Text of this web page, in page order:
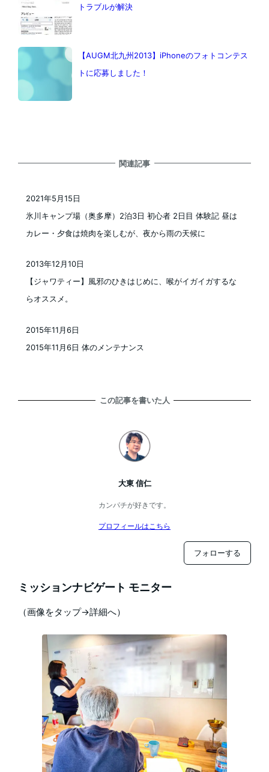
トラブルが解決
【AUGM北九州2013】iPhoneのフォトコンテス
トに応募しました！
関連記事
氷川キャンプ場（奥多摩）2泊3日 初心者 2日目 体験記 昼は
カレー・夕食は焼肉を楽しむが、夜から雨の天候に
2021年5月15日
【ジャワティー】風邪のひきはじめに、喉がイガイガするな
らオススメ。
2013年12月10日
2015年11月6日 体のメンテナンス
2015年11月6日
この記事を書いた人
大東 信仁
カンパチが好きです。
プロフィールはこちら
フォローする
ミッションナビゲート モニター
（画像をタップ→詳細へ）